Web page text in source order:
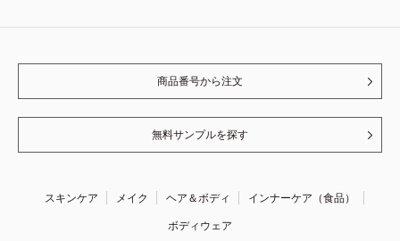
商品番号から注文
無料サンプルを探す
スキンケア メイク ヘア＆ボディ
インナーケア（食品）
ボディウェア